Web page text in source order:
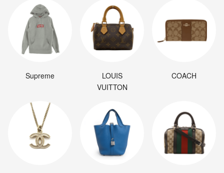
Supreme
LOUIS
VUITTON
COACH